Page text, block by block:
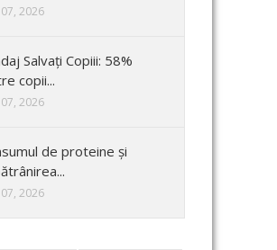
2026
Salvați Copiii: 58%
copii...
2026
de proteine și
2026